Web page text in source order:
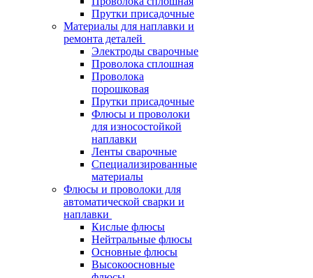
Прутки присадочные
Материалы для наплавки и
ремонта деталей
Электроды сварочные
Проволока сплошная
Проволока
порошковая
Прутки присадочные
Флюсы и проволоки
для износостойкой
наплавки
Ленты сварочные
Специализированные
материалы
Флюсы и проволоки для
автоматической сварки и
наплавки
Кислые флюсы
Нейтральные флюсы
Основные флюсы
Высокоосновные